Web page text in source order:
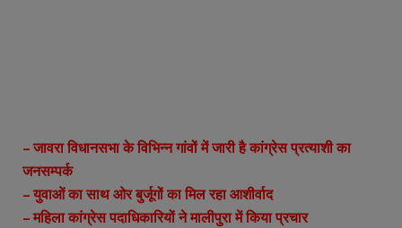
– जावरा विधानसभा के विभिन्न गांवों में जारी है कांग्रेस प्रत्याशी का
जनसम्पर्क
– युवाओं का साथ ओर बुर्जूगों का मिल रहा आशीर्वाद
– महिला कांग्रेस पदाधिकारियों ने मालीपुरा में किया प्रचार